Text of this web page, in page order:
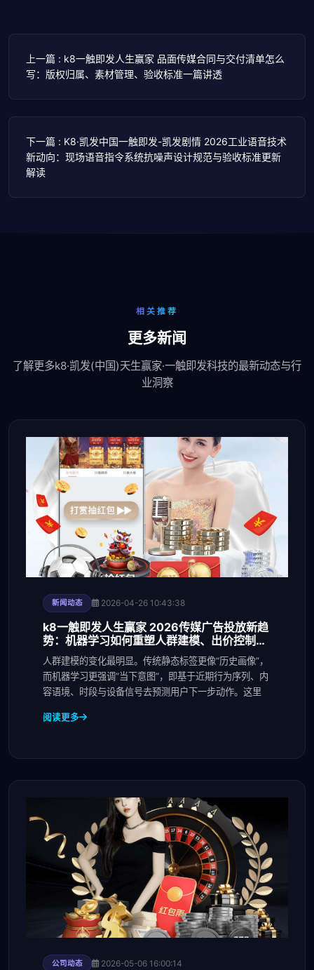
上一篇 : k8一触即发人生赢家 品面传媒合同与交付清单怎么
写：版权归属、素材管理、验收标准一篇讲透
下一篇 : K8·凯发中国一触即发-凯发剧情 2026工业语音技术
新动向：现场语音指令系统抗噪声设计规范与验收标准更新
解读
相关推荐
更多新闻
了解更多k8·凯发(中国)天生赢家·一触即发科技的最新动态与行
业洞察
新闻动态 2026-04-26 10:43:38
k8一触即发人生赢家 2026传媒广告投放新趋
势：机器学习如何重塑人群建模、出价控制与
效果归因
人群建模的变化最明显。传统静态标签更像“历史画像”，
而机器学习更强调“当下意图”，即基于近期行为序列、内
容语境、时段与设备信号去预测用户下一步动作。这里
阅读更多
公司动态 2026-05-06 16:00:14